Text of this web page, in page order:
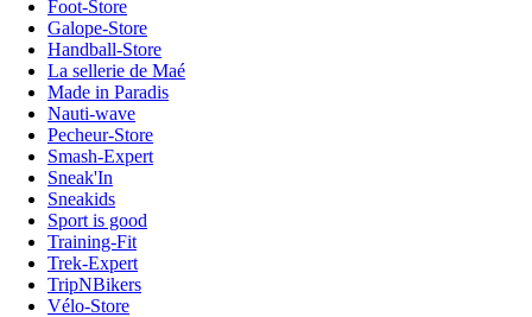
Foot-Store
Galope-Store
Handball-Store
La sellerie de Maé
Made in Paradis
Nauti-wave
Pecheur-Store
Smash-Expert
Sneak'In
Sneakids
Sport is good
Training-Fit
Trek-Expert
TripNBikers
Vélo-Store